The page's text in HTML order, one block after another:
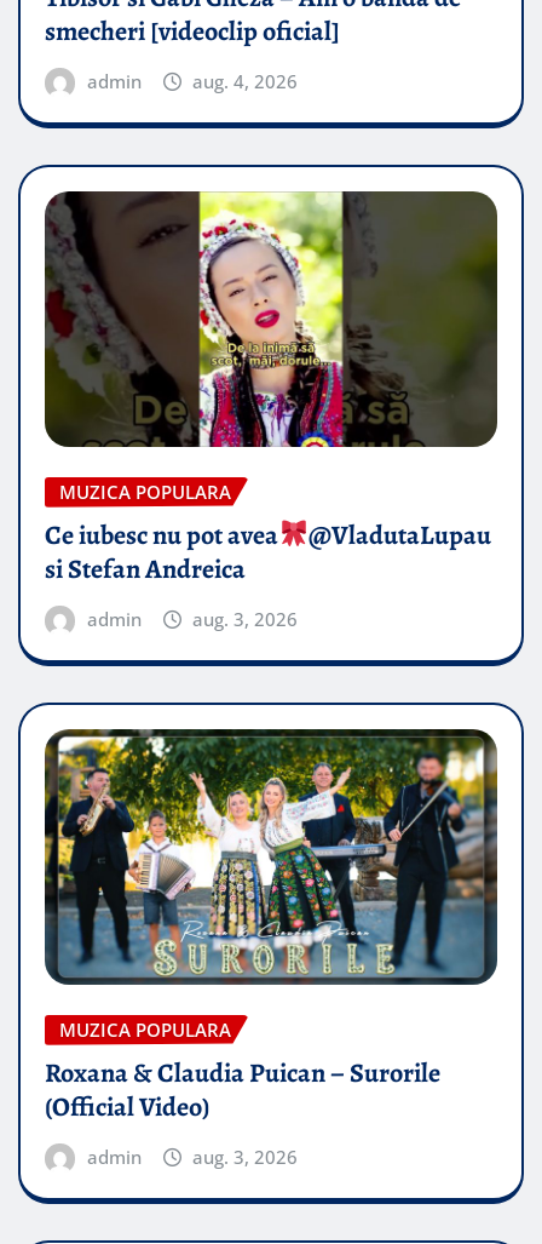
smecheri [videoclip oficial]
admin aug. 4, 2026
MUZICA POPULARA
Ce iubesc nu pot avea
​@VladutaLupau
si Stefan Andreica
admin aug. 3, 2026
MUZICA POPULARA
Roxana & Claudia Puican – Surorile
(Official Video)
admin aug. 3, 2026